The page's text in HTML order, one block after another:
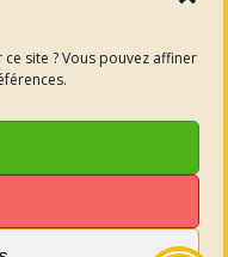
site ? Vous pouvez affiner
Un service proposé